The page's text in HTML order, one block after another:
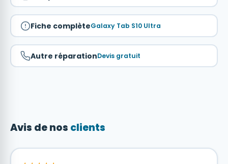
Fiche complèteGalaxy Tab S10 Ultra
Autre réparationDevis gratuit
Avis de nos clients